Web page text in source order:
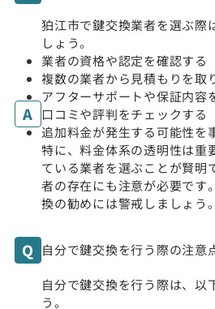
狛江市で鍵交換業者を選ぶ際
しょう。
業者の資格や認定を確認する
複数の業者から見積もりを取
アフターサポートや保証内容
口コミや評判をチェックする
追加料金が発生する可能性を
特に、料金体系の透明性は重
ている業者を選ぶことが賢明
者の存在にも注意が必要です
換の勧めには警戒しましょう。
自分で鍵交換を行う際の注意
自分で鍵交換を行う際は、以
う。